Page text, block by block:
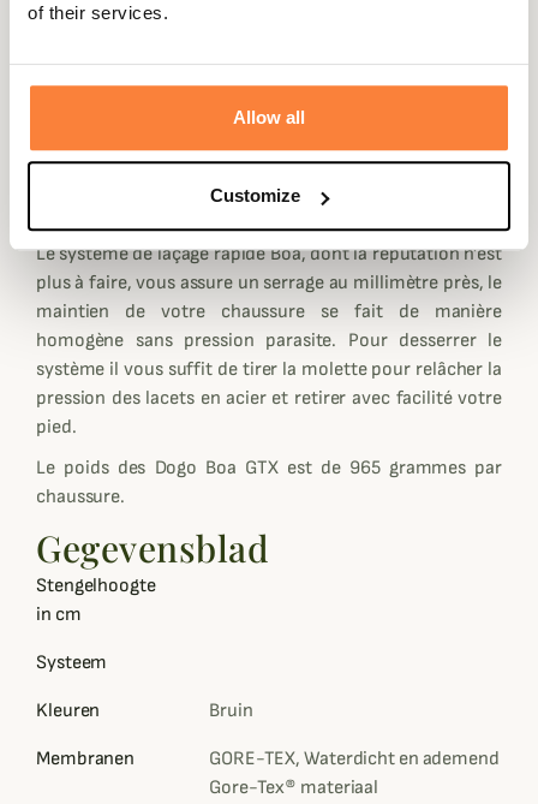
of their services.
Allow all
Customize
Vibram, Leader mondial de la semelle en caoutchouc.
Elles vous procurerons une bonne accroche et sont
relativement rigide mais vous procure un confort
Le système de laçage rapide Boa, dont la réputation n'est
plus à faire, vous assure un serrage au millimètre près, le
maintien de votre chaussure se fait de manière
homogène sans pression parasite. Pour desserrer le
système il vous suffit de tirer la molette pour relâcher la
pression des lacets en acier et retirer avec facilité votre
pied.
Le poids des Dogo Boa GTX est de 965 grammes par
chaussure.
Gegevensblad
Stengelhoogte
in cm
Systeem
Kleuren Bruin
Membranen
GORE-TEX, Waterdicht en ademend
Gore-Tex® materiaal